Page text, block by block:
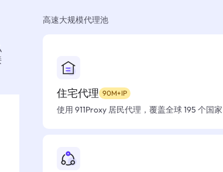
高速大规模代理池
住宅代理 90M+IP
使用 911Proxy 居民代理，覆盖全球 195 个国